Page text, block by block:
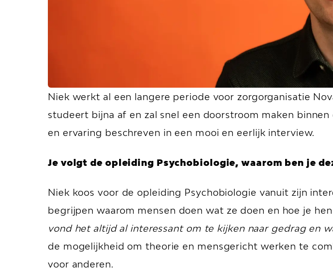
Niek werkt al een langere periode voor zorgorganisatie
studeert bijna af en zal snel een doorstroom maken
en ervaring beschreven in een mooi en eerlijk interview.
Je volgt de opleiding Psychobiologie, waarom ben je
Niek koos voor de opleiding Psychobiologie vanuit zijn
begrijpen waarom mensen doen wat ze doen en hoe je
vond het altijd al interessant om te kijken naar gedrag en
de mogelijkheid om theorie en mensgericht werken te
voor anderen.